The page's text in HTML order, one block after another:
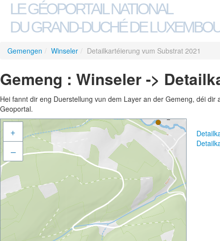
LE GÉOPORTAIL NATIONAL
DU GRAND-DUCHÉ DE
Gemengen / Winseler / Detailkartéierung vum Substrat 2021
Gemeng : Winseler ->
Hei fannt dir eng Duerstellung vun dem Layer an der Gemeng, déi
Geoportal.
+
–